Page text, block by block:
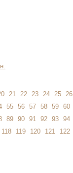
21 22 23 24 25 26
55 56 57 58 59 60
89 90 91 92 93 94
118 119 120 121 122